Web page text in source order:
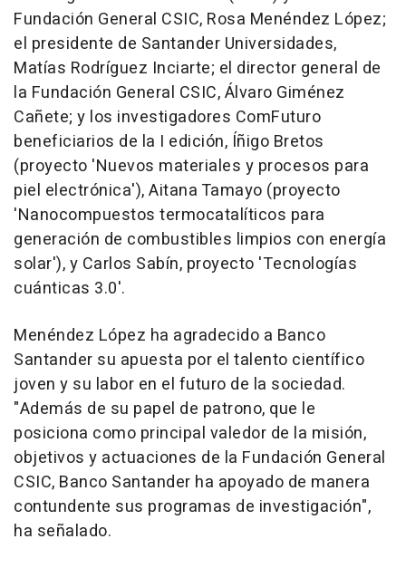
Fundación General CSIC, Rosa Menéndez López;
el presidente de Santander Universidades,
Matías Rodríguez Inciarte; el director general de
la Fundación General CSIC, Álvaro Giménez
Cañete; y los investigadores ComFuturo
beneficiarios de la I edición, Íñigo Bretos
(proyecto 'Nuevos materiales y procesos para
piel electrónica'), Aitana Tamayo (proyecto
'Nanocompuestos termocatalíticos para
generación de combustibles limpios con energía
solar'), y Carlos Sabín, proyecto 'Tecnologías
cuánticas 3.0'.
Menéndez López ha agradecido a Banco
Santander su apuesta por el talento científico
joven y su labor en el futuro de la sociedad.
"Además de su papel de patrono, que le
posiciona como principal valedor de la misión,
objetivos y actuaciones de la Fundación General
CSIC, Banco Santander ha apoyado de manera
contundente sus programas de investigación",
ha señalado.